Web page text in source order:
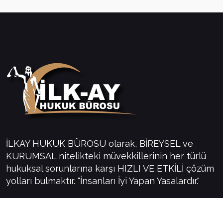
İLKAY HUKUK BÜROSU olarak, BİREYSEL ve
KURUMSAL nitelikteki müvekkillerinin her türlü
hukuksal sorunlarına karşı HIZLI VE ETKİLİ çözüm
yolları bulmaktır. "İnsanları İyi Yapan Yasalardır."